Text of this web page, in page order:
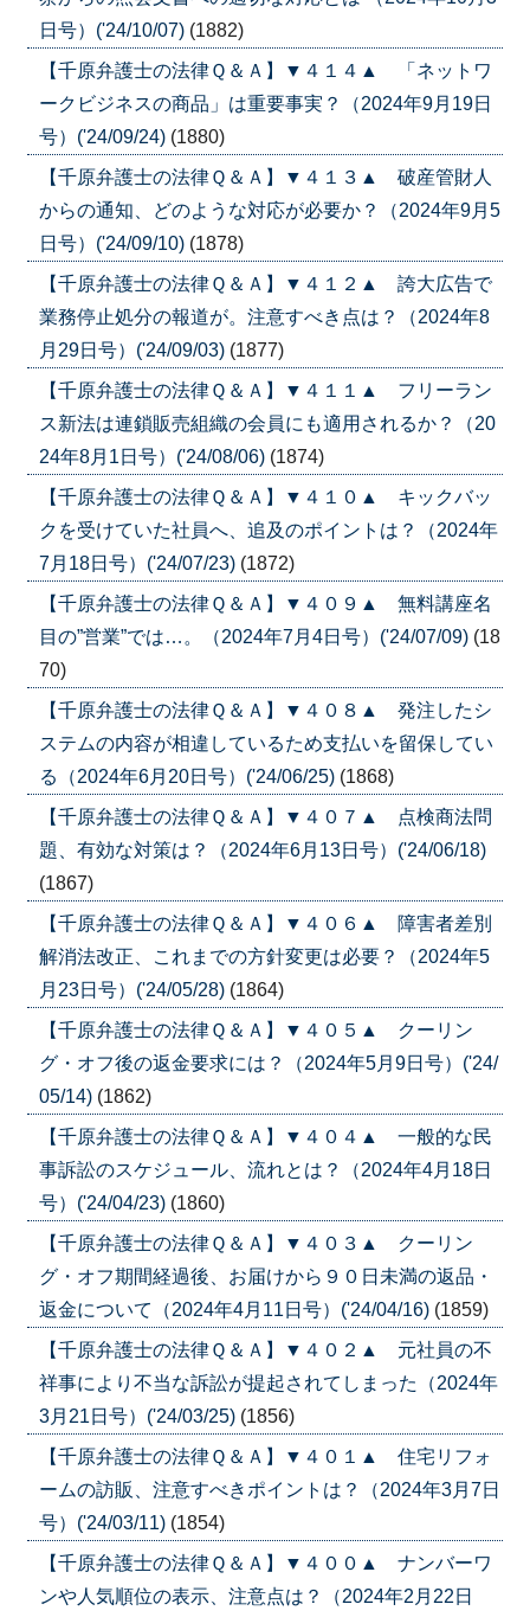
日号）('24/10/07) (1882)
【千原弁護士の法律Ｑ＆Ａ】▼４１４▲ 「ネットワ
ークビジネスの商品」は重要事実？（2024年9月19日
号）('24/09/24) (1880)
【千原弁護士の法律Ｑ＆Ａ】▼４１３▲ 破産管財人
からの通知、どのような対応が必要か？（2024年9月5
日号）('24/09/10) (1878)
【千原弁護士の法律Ｑ＆Ａ】▼４１２▲ 誇大広告で
業務停止処分の報道が。注意すべき点は？（2024年8
月29日号）('24/09/03) (1877)
【千原弁護士の法律Ｑ＆Ａ】▼４１１▲ フリーラン
ス新法は連鎖販売組織の会員にも適用されるか？（20
24年8月1日号）('24/08/06) (1874)
【千原弁護士の法律Ｑ＆Ａ】▼４１０▲ キックバッ
クを受けていた社員へ、追及のポイントは？（2024年
7月18日号）('24/07/23) (1872)
【千原弁護士の法律Ｑ＆Ａ】▼４０９▲ 無料講座名
目の”営業”では…。（2024年7月4日号）('24/07/09) (18
70)
【千原弁護士の法律Ｑ＆Ａ】▼４０８▲ 発注したシ
ステムの内容が相違しているため支払いを留保してい
る（2024年6月20日号）('24/06/25) (1868)
【千原弁護士の法律Ｑ＆Ａ】▼４０７▲ 点検商法問
題、有効な対策は？（2024年6月13日号）('24/06/18)
(1867)
【千原弁護士の法律Ｑ＆Ａ】▼４０６▲ 障害者差別
解消法改正、これまでの方針変更は必要？（2024年5
月23日号）('24/05/28) (1864)
【千原弁護士の法律Ｑ＆Ａ】▼４０５▲ クーリン
グ・オフ後の返金要求には？（2024年5月9日号）('24/
05/14) (1862)
【千原弁護士の法律Ｑ＆Ａ】▼４０４▲ 一般的な民
事訴訟のスケジュール、流れとは？（2024年4月18日
号）('24/04/23) (1860)
【千原弁護士の法律Ｑ＆Ａ】▼４０３▲ クーリン
グ・オフ期間経過後、お届けから９０日未満の返品・
返金について（2024年4月11日号）('24/04/16) (1859)
【千原弁護士の法律Ｑ＆Ａ】▼４０２▲ 元社員の不
祥事により不当な訴訟が提起されてしまった（2024年
3月21日号）('24/03/25) (1856)
【千原弁護士の法律Ｑ＆Ａ】▼４０１▲ 住宅リフォ
ームの訪販、注意すべきポイントは？（2024年3月7日
号）('24/03/11) (1854)
【千原弁護士の法律Ｑ＆Ａ】▼４００▲ ナンバーワ
ンや人気順位の表示、注意点は？（2024年2月22日